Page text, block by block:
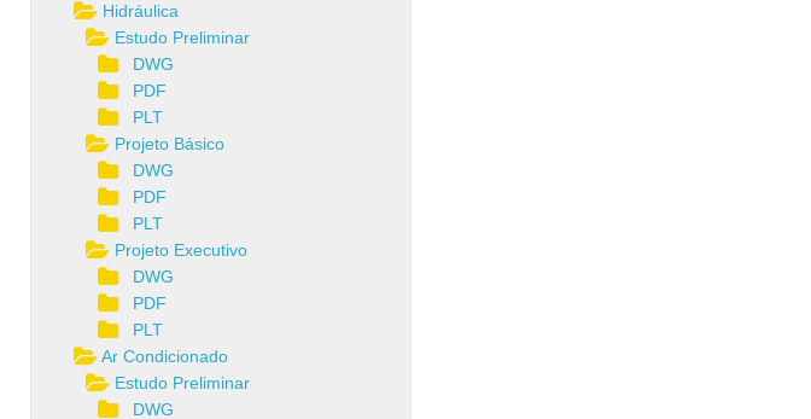
Hidráulica
Estudo Preliminar
DWG
PDF
PLT
Projeto Básico
DWG
PDF
PLT
Projeto Executivo
DWG
PDF
PLT
Ar Condicionado
Estudo Preliminar
DWG